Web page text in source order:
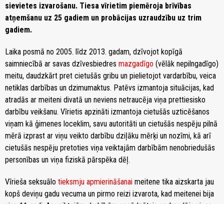
sievietes izvarošanu. Tiesa vīrietim piemēroja brīvības
atņemšanu uz 25 gadiem un probācijas uzraudzību uz trim
gadiem.
Laika posmā no 2005. līdz 2013. gadam, dzīvojot kopīgā
saimniecībā ar savas dzīvesbiedres mazgadīgo (vēlāk nepilngadīgo)
meitu, daudzkārt pret cietušās gribu un pielietojot vardarbību, veica
netiklas darbības un dzimumaktus. Patēvs izmantoja situācijas, kad
atradās ar meiteni divatā un neviens netraucēja viņa prettiesisko
darbību veikšanu. Vīrietis apzināti izmantoja cietušās uzticēšanos
viņam kā ģimenes loceklim, savu autoritāti un cietušās nespēju pilnā
mērā izprast ar viņu veikto darbību dziļāku mērķi un nozīmi, kā arī
cietušās nespēju pretoties viņa veiktajām darbībām nenobriedušās
personības un viņa fiziskā pārspēka dēļ.
Vīrieša seksuālo tieksmju apmierināšanai meitene tika aizskarta jau
kopš deviņu gadu vecuma un pirmo reizi izvarota, kad meitenei bija